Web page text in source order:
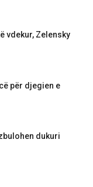
vdekur, Zelensky
për djegien e
dukuri